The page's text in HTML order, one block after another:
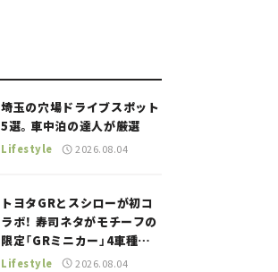
埼玉の穴場ドライブスポット
5選。車中泊の達人が厳選
Lifestyle 2026.08.04
トヨタGRとスシローが初コ
ラボ！ 寿司ネタがモチーフの
限定「GRミニカー」4車種が
登場。入手方法は？【クルマ
Lifestyle 2026.08.04